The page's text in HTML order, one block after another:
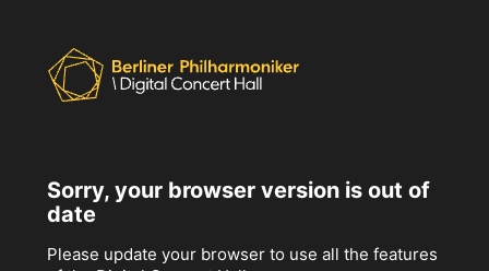
Sorry, your browser version is out of
date
Please update your browser to use all the features